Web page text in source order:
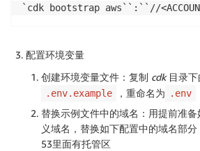
`cdk bootstrap aws``:``//<ACCOUNT-
配置环境变量
创建环境变量文件：复制 cdk目录下
.env.example ，重命名为 .env
替换示例文件中的域名：用提前准
义域名，替换如下配置中的域名部
53里面有托管区